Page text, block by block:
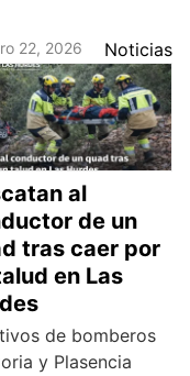
22, 2026 Noticias
al
de un
tras caer por
en Las
de bomberos
y Plasencia